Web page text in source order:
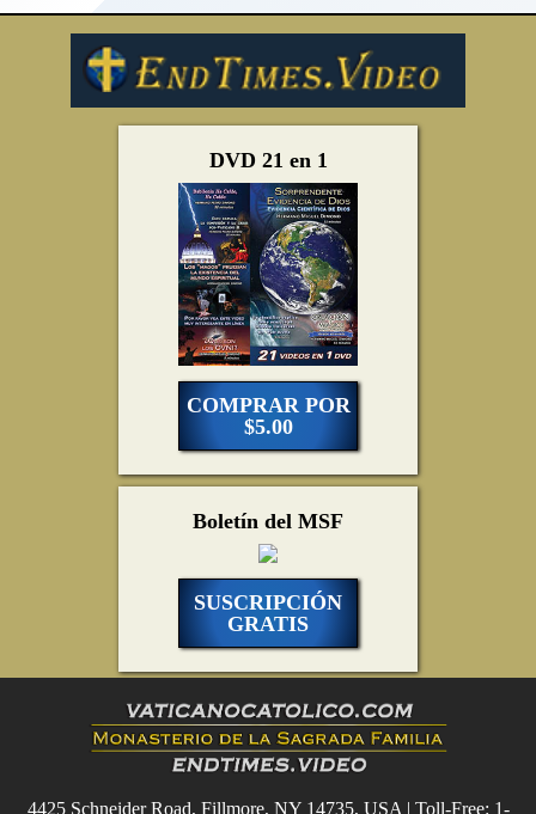
DVD 21 en 1
COMPRAR POR
$5.00
Boletín del MSF
SUSCRIPCIÓN
GRATIS
4425 Schneider Road, Fillmore, NY 14735, USA | Toll-Free: 1-